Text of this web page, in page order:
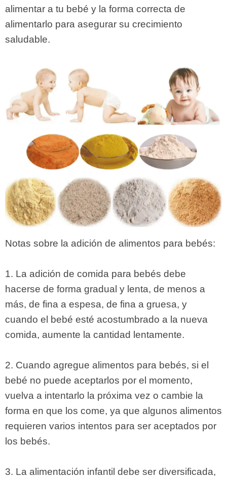
alimentar a tu bebé y la forma correcta de
alimentarlo para asegurar su crecimiento
saludable.
Notas sobre la adición de alimentos para bebés:
1. La adición de comida para bebés debe
hacerse de forma gradual y lenta, de menos a
más, de fina a espesa, de fina a gruesa, y
cuando el bebé esté acostumbrado a la nueva
comida, aumente la cantidad lentamente.
2. Cuando agregue alimentos para bebés, si el
bebé no puede aceptarlos por el momento,
vuelva a intentarlo la próxima vez o cambie la
forma en que los come, ya que algunos alimentos
requieren varios intentos para ser aceptados por
los bebés.
3. La alimentación infantil debe ser diversificada,